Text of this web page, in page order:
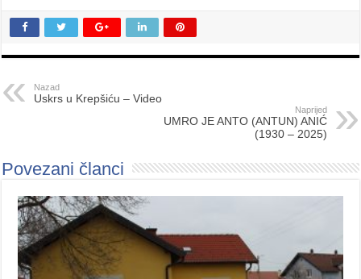
Nazad
Uskrs u Krepšiću – Video
Naprijed
UMRO JE ANTO (ANTUN) ANIĆ
(1930 – 2025)
Povezani članci